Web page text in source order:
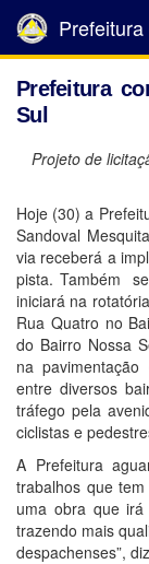
Prefeitura
Sul
Projeto de
Hoje (30) a
Sandoval
via receberá a
pista. Também
iniciará na
Rua Quatro no
do Bairro Nossa
na
entre diversos
tráfego pela
ciclistas e
A Prefeitura
trabalhos que
uma obra que
trazendo mais
despachenses”,